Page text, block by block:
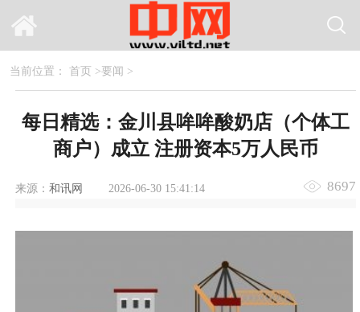
当前位置： 首页 >要闻 >
每日精选：金川县哞哞酸奶店（个体工
商户）成立 注册资本5万人民币
来源： 和讯网 2026-06-30 15:41:14 8697